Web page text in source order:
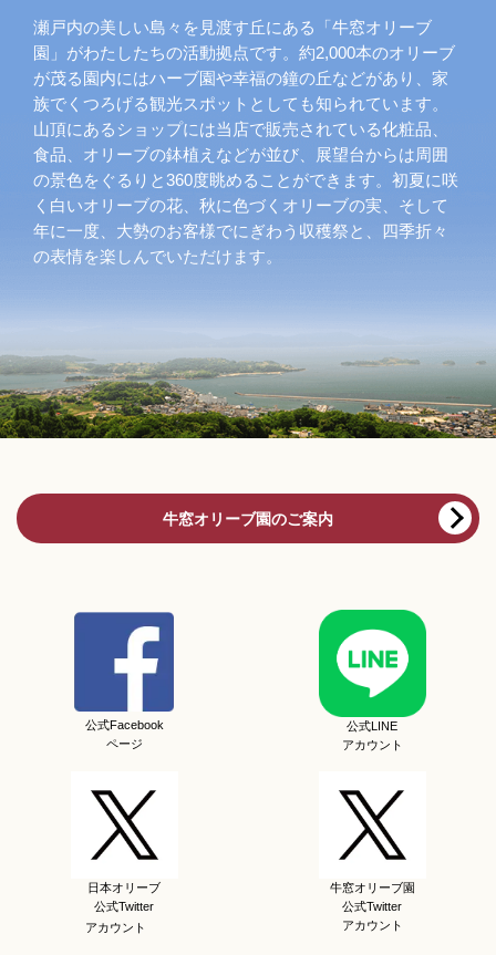
瀬戸内の美しい島々を見渡す丘にある「牛窓オリーブ
園」がわたしたちの活動拠点です。約2,000本のオリーブ
が茂る園内にはハーブ園や幸福の鐘の丘などがあり、家
族でくつろげる観光スポットとしても知られています。
山頂にあるショップには当店で販売されている化粧品、
食品、オリーブの鉢植えなどが並び、展望台からは周囲
の景色をぐるりと360度眺めることができます。初夏に咲
く白いオリーブの花、秋に色づくオリーブの実、そして
年に一度、大勢のお客様でにぎわう収穫祭と、四季折々
の表情を楽しんでいただけます。
牛窓オリーブ園のご案内
公式Facebook
ページ
公式LINE
アカウント
日本オリーブ
公式Twitter
アカウント
牛窓オリーブ園
公式Twitter
アカウント